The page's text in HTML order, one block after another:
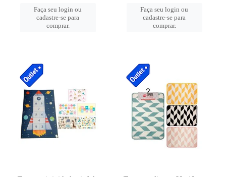
Faça seu login ou
cadastre-se para
comprar.
Faça seu login ou
cadastre-se para
comprar.